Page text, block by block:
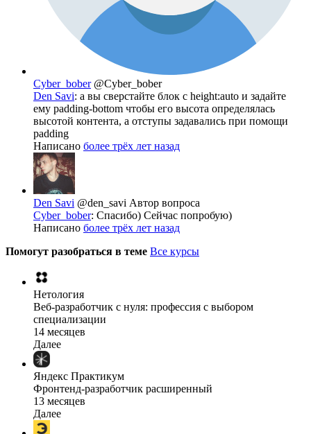
Cyber_bober @Cyber_bober
Den Savi: а вы сверстайте блок с height:auto и задайте
ему padding-bottom чтобы его высота определялась
высотой контента, а отступы задавались при помощи
padding
Написано более трёх лет назад
Den Savi @den_savi Автор вопроса
Cyber_bober: Спасибо) Сейчас попробую)
Написано более трёх лет назад
Помогут разобраться в теме Все курсы
Нетология
Веб-разработчик с нуля: профессия с выбором
специализации
14 месяцев
Далее
Яндекс Практикум
Фронтенд-разработчик расширенный
13 месяцев
Далее